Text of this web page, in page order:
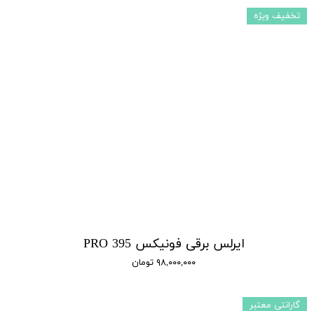
ایرلس برقی فونیکس 395 PRO
۹۸,۰۰۰,۰۰۰ تومان
تخفیف ویژه
گارانتی معتبر